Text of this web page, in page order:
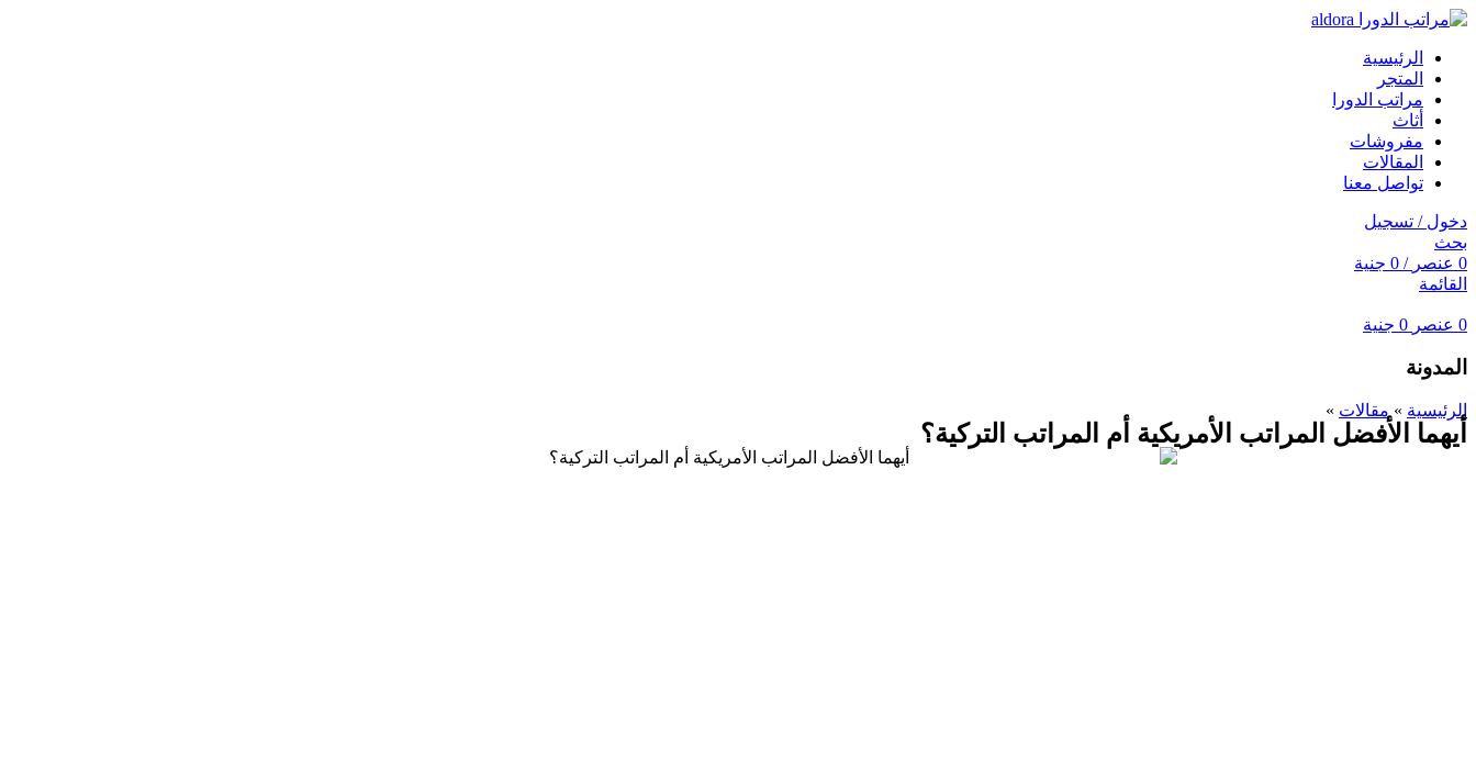
الرئيسية
المتجر
مراتب الدورا
أثاث
مفروشات
المقالات
تواصل معنا
دخول / تسجيل
بحث
0 عنصر /
0 جنية
القائمة
0 عنصر 0 جنية
المدونة
الرئيسية »مقالات »
أيهما الأفضل المراتب الأمريكية أم المراتب التركية؟